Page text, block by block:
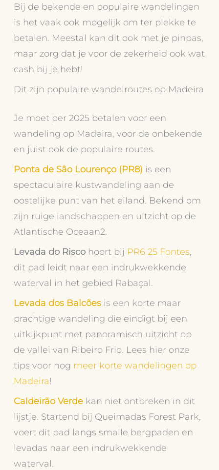
Bij de bekende en populaire wandelingen
is het vaak ook mogelijk om ter plekke te
betalen. Meestal kan dit ook met je pinpas,
maar zorg dat je voor de zekerheid ook wat
cash bij je hebt!
Dit zijn populaire wandelroutes op Madeira
Je moet per 2025 betalen voor een
wandeling op Madeira, voor de onbekende
en juist ook de populaire routes.
Ponta de Sâo Lourenço (PR8) is een
spectaculaire kustwandeling aan de
oostelijke punt van het eiland. Bekend om
zijn ruige landschappen en uitzicht op de
Atlantische Oceaan2.
Levada do Risco hoort bij PR6 25 Fontes,
dit pad leidt naar een indrukwekkende
waterval in het gebied Rabaçal.
Levada dos Balcões is een korte maar
prachtige wandeling die eindigt bij een
uitkijkpunt met panoramisch uitzicht op
de vallei van Ribeiro Frio. Lees hier onze
tips voor nog meer korte wandelingen op
Madeira!
Caldeirão Verde kan niet ontbreken in dit
lijstje. Startend bij Queimadas Forest Park,
voert dit pad langs smalle bergpaden en
levadas naar een indrukwekkende
waterval.